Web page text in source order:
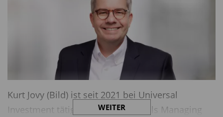
Kurt Jovy (Bild) ist seit 2021 bei Universal
Investment tätig und übernimmt als Managing
WEITER